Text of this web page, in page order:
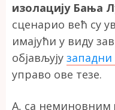
изолацију Бања
сценарио већ су
имајући у виду
објављују западни
управо ове тезе.
А, са неминовним